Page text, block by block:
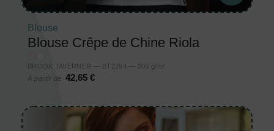
Blouse
Blouse Crêpe de Chine Riola
BROOK TAVERNER — BT2264 — 205 g/m²
À partir de
42,65 €